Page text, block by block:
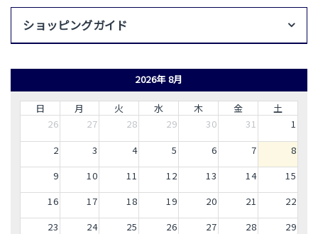
ショッピングガイド
2026年 8月
日 月 火 水 木 金
土
26
27 28 29 30 31
1
2
3 4 5 6 7
8
9
10 11 12 13 14
15
16
17 18 19 20 21
22
23
24 25 26 27 28
29